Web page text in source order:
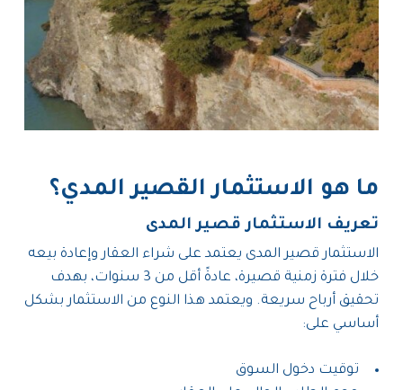
ما هو الاستثمار القصير المدي؟
تعريف الاستثمار قصير المدى
الاستثمار قصير المدى يعتمد على شراء العقار وإعادة بيعه
خلال فترة زمنية قصيرة، عادةً أقل من 3 سنوات، بهدف
تحقيق أرباح سريعة. ويعتمد هذا النوع من الاستثمار بشكل
أساسي على:
توقيت دخول السوق